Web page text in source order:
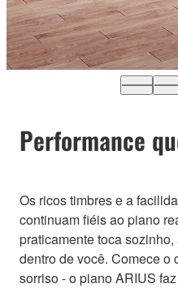
Performance
Os ricos timbres e a
continuam fiéis ao piano
praticamente toca
dentro de você. Comece o
sorriso - o piano ARIUS